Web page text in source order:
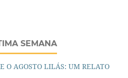
SEMANA
O AGOSTO LILÁS: UM RELATO